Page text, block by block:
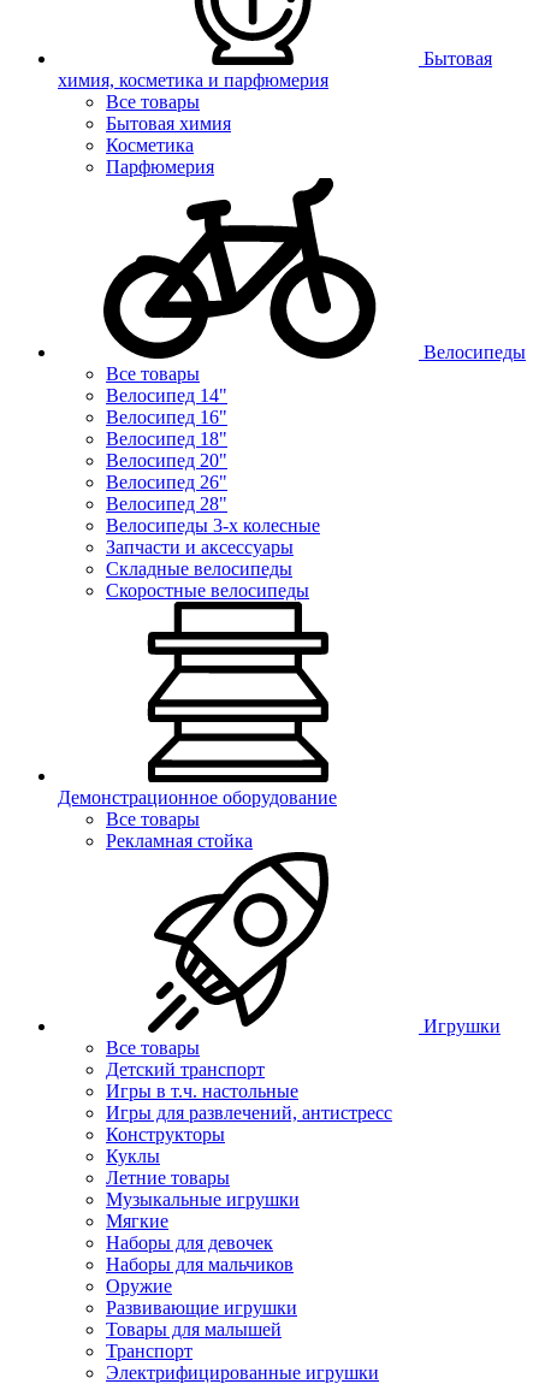
Бытовая
химия, косметика и парфюмерия
Все товары
Бытовая химия
Косметика
Парфюмерия
Велосипеды
Все товары
Велосипед 14"
Велосипед 16"
Велосипед 18"
Велосипед 20"
Велосипед 26"
Велосипед 28"
Велосипеды 3-х колесные
Запчасти и аксессуары
Складные велосипеды
Скоростные велосипеды
Демонстрационное оборудование
Все товары
Рекламная стойка
Игрушки
Все товары
Детский транспорт
Игры в т.ч. настольные
Игры для развлечений, антистресс
Конструкторы
Куклы
Летние товары
Музыкальные игрушки
Мягкие
Наборы для девочек
Наборы для мальчиков
Оружие
Развивающие игрушки
Товары для малышей
Транспорт
Электрифицированные игрушки